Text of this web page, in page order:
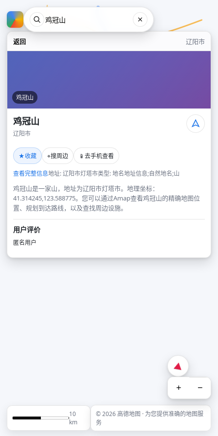
返回 辽阳市
鸡冠山
鸡冠山
辽阳市
★收藏 ⌖搜周边 📱 去手机查看
查看完整信息地址: 辽阳市灯塔市类型: 地名地址信息;自然地名;山
鸡冠山是一家山，地址为辽阳市灯塔市。地理坐标：
41.314245,123.588775。您可以通过Amap查看鸡冠山的精确地图位
置、规划到达路线，以及查找周边设施。
用户评价
匿名用户
+ −
10
km
© 2026 高德地图 · 为您提供准确的地图服
务